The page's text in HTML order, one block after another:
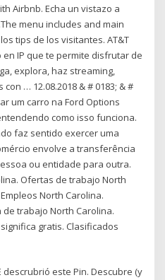
Airbnb. Echa un vistazo a
menu includes and main
tips de los visitantes. AT&T
IP que te permite disfrutar de
explora, haz streaming,
… 12.08.2018 & # 0183; & #
um carro na Ford Options
como isso funciona.
faz sentido exercer uma
envolve a transferência
ou entidade para outra.
Ofertas de trabajo North
North Carolina.
trabajo North Carolina.
gratis. Clasificados
descrubrió este Pin. Descubre (y